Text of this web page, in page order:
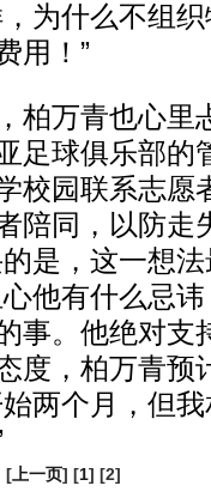
为什么不组
用！”
万青也心里
足球俱乐部的
校园联系志愿
陪同，以防走
是，这一想
他有什么忌
事。他绝对支
度，柏万青预
两个月，但
[ 上一页] [1] [2]